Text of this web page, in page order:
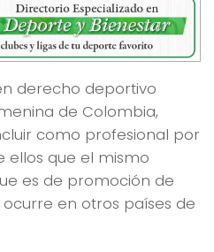
derecho deportivo
de Colombia,
como profesional por
ellos que el mismo
es de promoción de
en otros países de